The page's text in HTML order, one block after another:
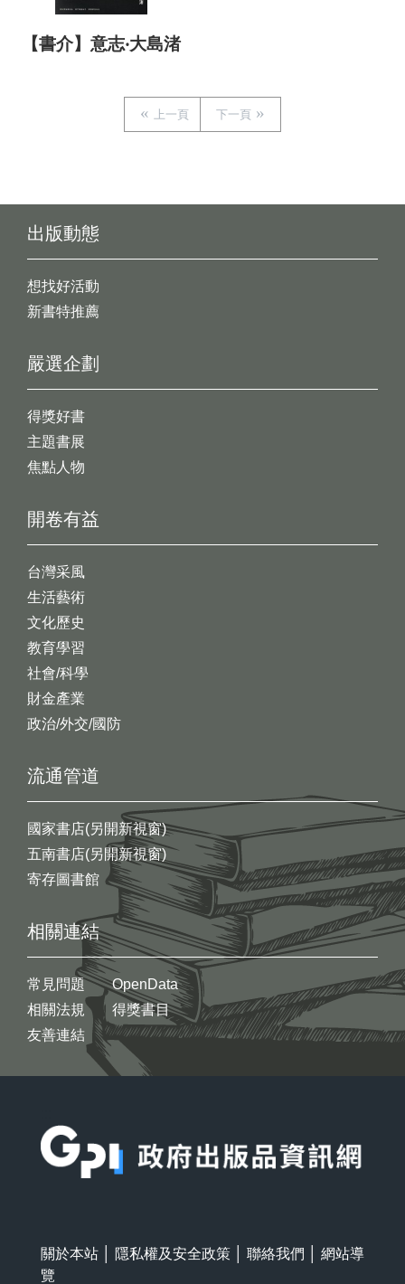
【書介】意志‧大島渚
上一頁 下一頁
出版動態
想找好活動
新書特推薦
開卷有益
台灣采風
生活藝術
文化歷史
教育學習
社會/科學
財金產業
政治/外交/國防
嚴選企劃
得獎好書
主題書展
焦點人物
流通管道
國家書店(另開新視窗)
五南書店(另開新視窗)
寄存圖書館
相關連結
常見問題
相關法規
友善連結
OpenData
得獎書目
關於本站 隱私權及安全政策 聯絡我們
網站導
覽